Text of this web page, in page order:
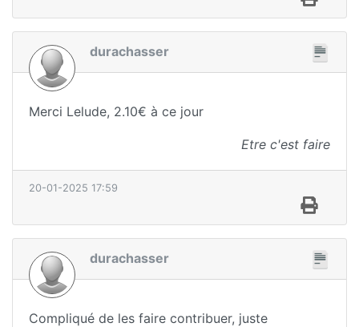
durachasser
Merci Lelude, 2.10€ à ce jour
Etre c'est faire
20-01-2025 17:59
durachasser
Compliqué de les faire contribuer, juste